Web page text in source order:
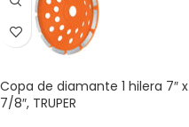
Copa de diamante 1 hilera 7″ x
7/8″, TRUPER